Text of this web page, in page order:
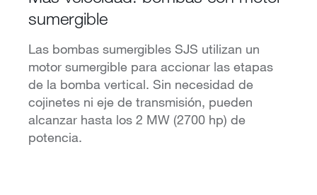
sumergible
Las bombas sumergibles SJS utilizan un
motor sumergible para accionar las etapas
de la bomba vertical. Sin necesidad de
cojinetes ni eje de transmisión, pueden
alcanzar hasta los 2 MW (2700 hp) de
potencia.